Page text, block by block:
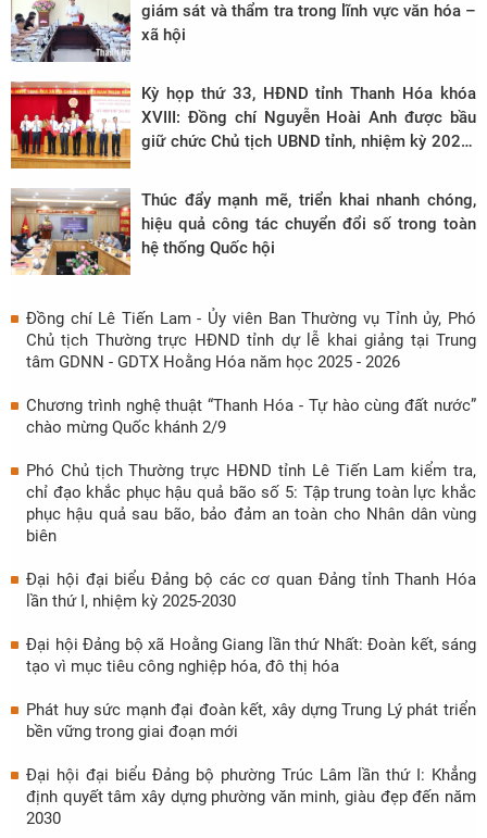
giám sát và thẩm tra trong lĩnh vực văn hóa –
xã hội
Kỳ họp thứ 33, HĐND tỉnh Thanh Hóa khóa
XVIII: Đồng chí Nguyễn Hoài Anh được bầu
giữ chức Chủ tịch UBND tỉnh, nhiệm kỳ 2021-
Thúc đẩy mạnh mẽ, triển khai nhanh chóng,
hiệu quả công tác chuyển đổi số trong toàn
hệ thống Quốc hội
Đồng chí Lê Tiến Lam - Ủy viên Ban Thường vụ Tỉnh ủy, Phó
Chủ tịch Thường trực HĐND tỉnh dự lễ khai giảng tại Trung
tâm GDNN - GDTX Hoằng Hóa năm học 2025 - 2026
Chương trình nghệ thuật “Thanh Hóa - Tự hào cùng đất nước”
chào mừng Quốc khánh 2/9
Phó Chủ tịch Thường trực HĐND tỉnh Lê Tiến Lam kiểm tra,
chỉ đạo khắc phục hậu quả bão số 5: Tập trung toàn lực khắc
phục hậu quả sau bão, bảo đảm an toàn cho Nhân dân vùng
biên
Đại hội đại biểu Đảng bộ các cơ quan Đảng tỉnh Thanh Hóa
lần thứ I, nhiệm kỳ 2025-2030
Đại hội Đảng bộ xã Hoằng Giang lần thứ Nhất: Đoàn kết, sáng
tạo vì mục tiêu công nghiệp hóa, đô thị hóa
Phát huy sức mạnh đại đoàn kết, xây dựng Trung Lý phát triển
bền vững trong giai đoạn mới
Đại hội đại biểu Đảng bộ phường Trúc Lâm lần thứ I: Khẳng
định quyết tâm xây dựng phường văn minh, giàu đẹp đến năm
2030